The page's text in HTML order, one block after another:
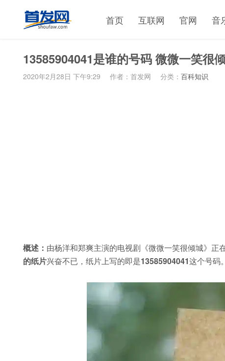
首页 互联网 官网 音
13585904041是谁的号码 微微一笑很
2020年2月28日 下午9:29 作者：首发网 分类： 百科知识
概述： 由杨洋和郑爽主演的电视剧《微微一笑很倾城》正
的纸片兴奋不已，纸片上写的即是13585904041这个号码